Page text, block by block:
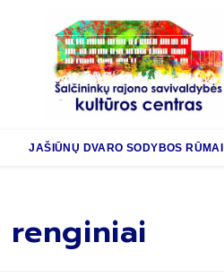
JAŠIŪNŲ DVARO SODYBOS RŪMAI
renginiai